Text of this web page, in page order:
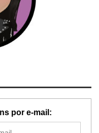
por e-mail: